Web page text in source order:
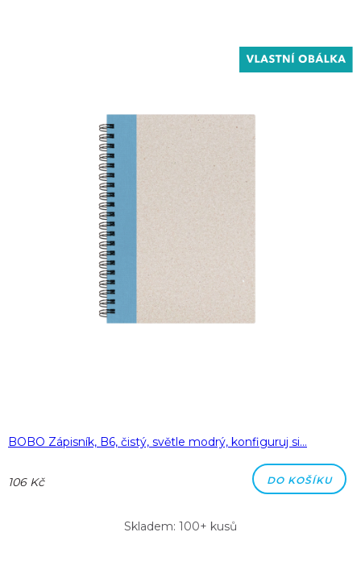
BOBO Zápisník, B6, čistý, světle modrý, konfiguruj si…
106 Kč DO KOŠÍKU
Skladem: 100+ kusů